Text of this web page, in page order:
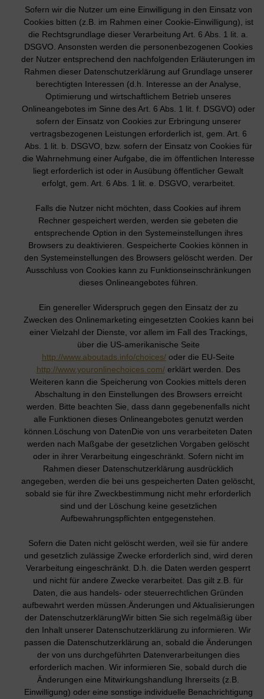
Sofern wir die Nutzer um eine Einwilligung in den Einsatz von
Cookies bitten (z.B. im Rahmen einer Cookie-Einwilligung), ist
die Rechtsgrundlage dieser Verarbeitung Art. 6 Abs. 1 lit. a.
DSGVO. Ansonsten werden die personenbezogenen Cookies
der Nutzer entsprechend den nachfolgenden Erläuterungen im
Rahmen dieser Datenschutzerklärung auf Grundlage unserer
berechtigten Interessen (d.h. Interesse an der Analyse,
Optimierung und wirtschaftlichem Betrieb unseres
Onlineangebotes im Sinne des Art. 6 Abs. 1 lit. f. DSGVO) oder
sofern der Einsatz von Cookies zur Erbringung unserer
vertragsbezogenen Leistungen erforderlich ist, gem. Art. 6
Abs. 1 lit. b. DSGVO, bzw. sofern der Einsatz von Cookies für
die Wahrnehmung einer Aufgabe, die im öffentlichen Interesse
liegt erforderlich ist oder in Ausübung öffentlicher Gewalt
erfolgt, gem. Art. 6 Abs. 1 lit. e. DSGVO, verarbeitet.
Falls die Nutzer nicht möchten, dass Cookies auf ihrem
Rechner gespeichert werden, werden sie gebeten die
entsprechende Option in den Systemeinstellungen ihres
Browsers zu deaktivieren. Gespeicherte Cookies können in
den Systemeinstellungen des Browsers gelöscht werden. Der
Ausschluss von Cookies kann zu Funktionseinschränkungen
dieses Onlineangebotes führen.
Ein genereller Widerspruch gegen den Einsatz der zu
Zwecken des Onlinemarketing eingesetzten Cookies kann bei
einer Vielzahl der Dienste, vor allem im Fall des Trackings,
über die US-amerikanische Seite
http://www.aboutads.info/choices/ oder die EU-Seite
http://www.youronlinechoices.com/erklärt werden. Des
Weiteren kann die Speicherung von Cookies mittels deren
Abschaltung in den Einstellungen des Browsers erreicht
werden. Bitte beachten Sie, dass dann gegebenenfalls nicht
alle Funktionen dieses Onlineangebotes genutzt werden
können.Löschung von DatenDie von uns verarbeiteten Daten
werden nach Maßgabe der gesetzlichen Vorgaben gelöscht
oder in ihrer Verarbeitung eingeschränkt. Sofern nicht im
Rahmen dieser Datenschutzerklärung ausdrücklich
angegeben, werden die bei uns gespeicherten Daten gelöscht,
sobald sie für ihre Zweckbestimmung nicht mehr erforderlich
sind und der Löschung keine gesetzlichen
Aufbewahrungspflichten entgegenstehen.
Sofern die Daten nicht gelöscht werden, weil sie für andere
und gesetzlich zulässige Zwecke erforderlich sind, wird deren
Verarbeitung eingeschränkt. D.h. die Daten werden gesperrt
und nicht für andere Zwecke verarbeitet. Das gilt z.B. für
Daten, die aus handels- oder steuerrechtlichen Gründen
aufbewahrt werden müssen.Änderungen und Aktualisierungen
der DatenschutzerklärungWir bitten Sie sich regelmäßig über
den Inhalt unserer Datenschutzerklärung zu informieren. Wir
passen die Datenschutzerklärung an, sobald die Änderungen
der von uns durchgeführten Datenverarbeitungen dies
erforderlich machen. Wir informieren Sie, sobald durch die
Änderungen eine Mitwirkungshandlung Ihrerseits (z.B.
Einwilligung) oder eine sonstige individuelle Benachrichtigung